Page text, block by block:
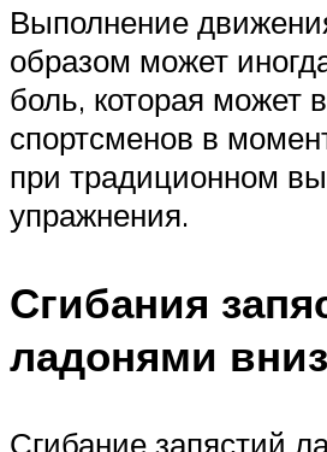
Выполнение
образом может
боль, которая может
спортсменов в
при традиционном
упражнения.
Сгибания
ладонями вниз
Сгибание запястий